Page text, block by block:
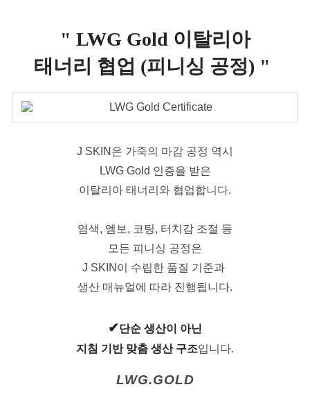
" LWG Gold 이탈리아
태너리 협업 (피니싱 공정) "
J SKIN은 가죽의 마감 공정 역시
LWG Gold 인증을 받은
이탈리아 태너리와 협업합니다.
염색, 엠보, 코팅, 터치감 조절 등
모든 피니싱 공정은
J SKIN이 수립한 품질 기준과
생산 매뉴얼에 따라 진행됩니다.
✔단순 생산이 아닌
지침 기반 맞춤 생산 구조입니다.
LWG.GOLD